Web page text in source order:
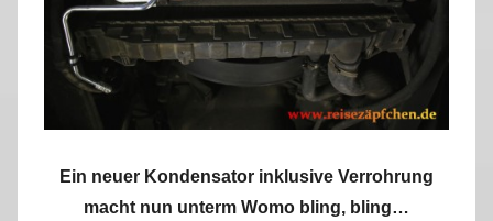
Ein neuer Kondensator inklusive Verrohrung
macht nun unterm Womo bling, bling…